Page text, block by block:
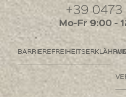
+39 0473
Mo-Fr 9:00 -